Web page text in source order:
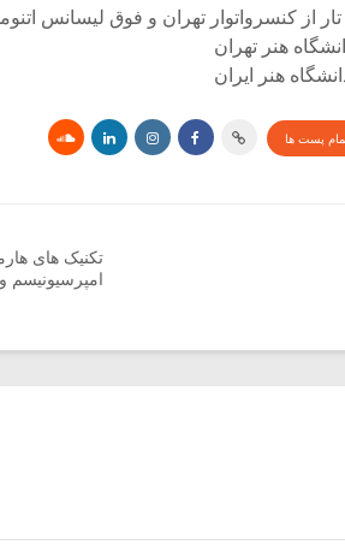
از کنسرواتوار تهران و فوق لیسانس
هنر تهران
هنر ایران
پست ها
تکنیک های
امپرسیونیسم و